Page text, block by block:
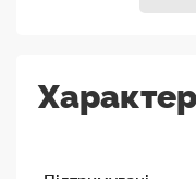
керування
підходить для